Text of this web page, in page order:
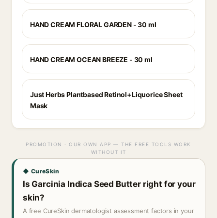
HAND CREAM FLORAL GARDEN - 30 ml
HAND CREAM OCEAN BREEZE - 30 ml
Just Herbs Plantbased Retinol+Liquorice Sheet
Mask
PROMOTION · OUR OWN APP — THE FREE TOOLS WORK
WITHOUT IT
◆ CureSkin
Is Garcinia Indica Seed Butter right for your
skin?
A free CureSkin dermatologist assessment factors in your